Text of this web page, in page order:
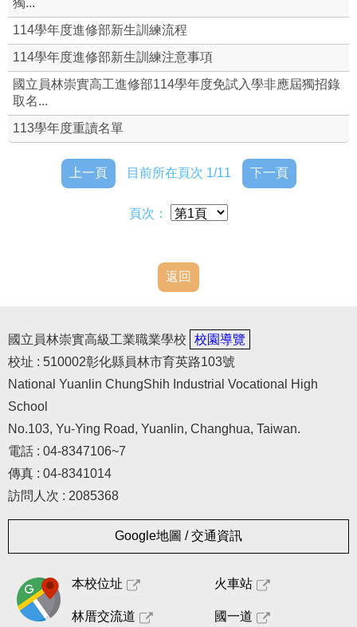
學務組
本校整體課程計畫書(及課程手冊)
進修部課務辦理申請單
114學年度進修部課程計畫書-備查版
獨...
114學年度進修部新生訓練流程
114學年度進修部新生訓練注意事項
國立員林崇實高工進修部114學年度免試入學非應屆獨招錄
取名...
113學年度重讀名單
上一頁 目前所在頁次 1/11 下一頁
頁次：
返回
國立員林崇實高級工業職業學校
校園導覽
校址 : 510002彰化縣員林市育英路103號
National Yuanlin ChungShih Industrial Vocational High
School
No.103, Yu-Ying Road, Yuanlin, Changhua, Taiwan.
電話 : 04-8347106~7
傳真 : 04-8341014
訪問人次 : 2085368
Google地圖 / 交通資訊
本校位址 火車站
林厝交流道 國一道